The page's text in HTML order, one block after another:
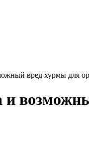
вред хурмы для
и